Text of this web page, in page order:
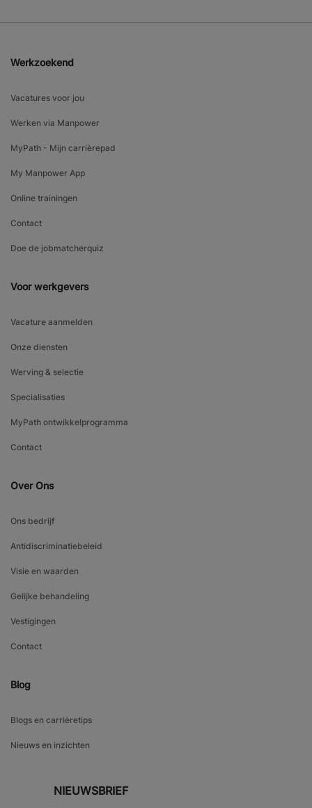
Werkzoekend
Vacatures voor jou
Werken via Manpower
MyPath - Mijn carrièrepad
My Manpower App
Online trainingen
Contact
Doe de jobmatcherquiz
Voor werkgevers
Vacature aanmelden
Onze diensten
Werving & selectie
Specialisaties
MyPath ontwikkelprogramma
Contact
Over Ons
Ons bedrijf
Antidiscriminatiebeleid
Visie en waarden
Gelijke behandeling
Vestigingen
Contact
Blog
Blogs en carrièretips
Nieuws en inzichten
NIEUWSBRIEF